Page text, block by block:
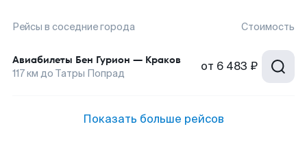
Рейсы в соседние города Стоимость
Авиабилеты Бен Гурион — Краков
117км до Татры Попрад от 6 483 ₽
Показать больше рейсов